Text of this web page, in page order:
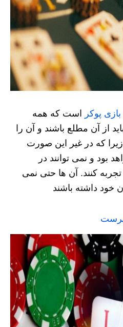
پوکر
است که همه
از آن مطلع باشند و آن را
که در غیر این صورت
بود و نمی توانند در
کنند. آن ها حتی نمی
خود داشته باشند